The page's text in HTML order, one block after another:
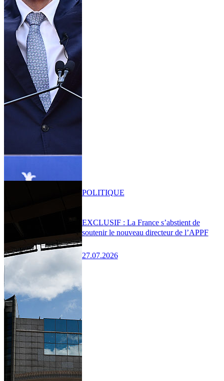
EXCLUSIF : La France s’abstient de
soutenir le nouveau directeur de l’APPF
27.07.2026
POLITIQUE